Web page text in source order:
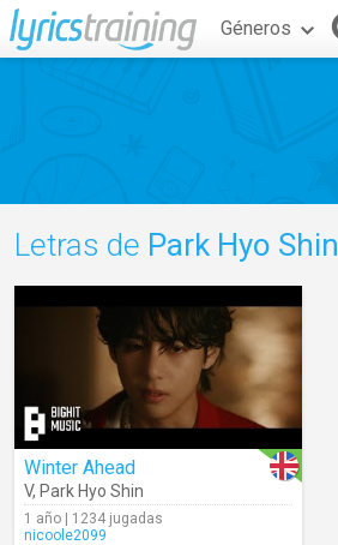
Géneros
Letras de Park Hyo Shin
Winter Ahead
V, Park Hyo Shin
1 año | 1234 jugadas
nicoole2099